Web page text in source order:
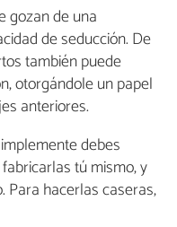
gozan de una
de seducción. De
también puede
otorgándole un papel
anteriores.
debes
tú mismo, y
Para hacerlas caseras,